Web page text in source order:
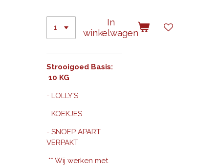
In
winkelwagen
Strooigoed Basis:
10 KG
- LOLLY'S
- KOEKJES
- SNOEP APART
VERPAKT
** Wij werken met